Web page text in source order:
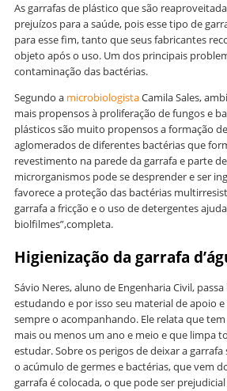
As garrafas de plástico que são
prejuízos para a saúde, pois esse tipo de
para esse fim, tanto que seus fabricantes
objeto após o uso. Um dos principais
contaminação das bactérias.
Segundo a microbiologistaCamila Sales,
mais propensos à proliferação de fungos e
plásticos são muito propensos a formação
aglomerados de diferentes bactérias que
revestimento na parede da garrafa e parte
microrganismos pode se desprender e ser
favorece a proteção das bactérias
garrafa a fricção e o uso de detergentes
biolfilmes”,completa.
Higienização da garrafa
Sávio Neres, aluno de Engenharia Civil,
estudando e por isso seu material de apoio
sempre o acompanhando. Ele relata que
mais ou menos um ano e meio e que limpa
estudar. Sobre os perigos de deixar a garrafa
o acúmulo de germes e bactérias, que vem
garrafa é colocada, o que pode ser prejudicial